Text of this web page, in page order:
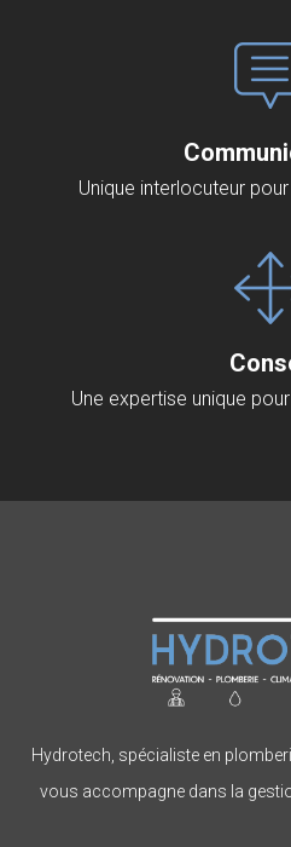
Unique interlocuteur
Une expertise unique
Hydrotech, spécialiste en
vous accompagne dans la